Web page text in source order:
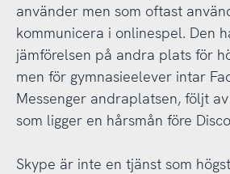
använder men som oftast
kommunicera i onlinespel. Den
jämförelsen på andra plats för
men för gymnasieelever intar
Messenger andraplatsen, följt
som ligger en hårsmån före
Skype är inte en tjänst som